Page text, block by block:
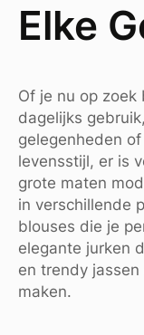
Elke
Of je nu op
dagelijks
gelegenheden
levensstijl, er is
grote maten
in verschillende
blouses die je
elegante jurken
en trendy
maken.